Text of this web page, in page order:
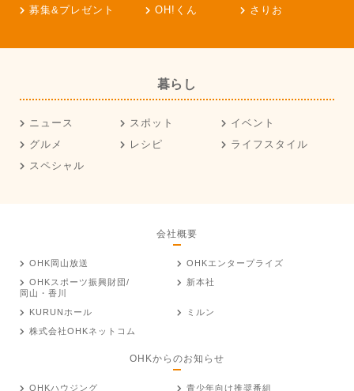
募集&プレゼント
OH!くん さりお
暮らし
ニュース スポット
イベント
グルメ
レシピ
ライフスタイル
スペシャル
会社概要
OHK岡山放送
OHKエンタープライズ
OHKスポーツ振興財団/
岡山・香川
新本社
KURUNホール
ミルン
株式会社OHKネットコム
OHKからのお知らせ
OHKハウジング 青少年向け推奨番組